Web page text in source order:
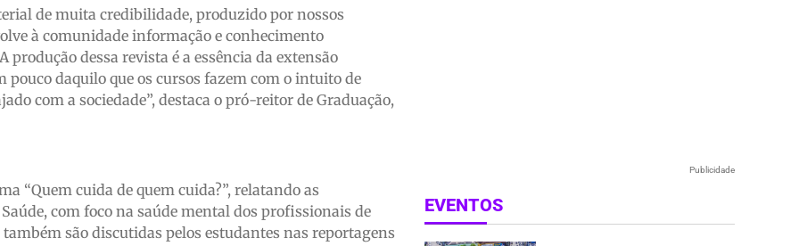
de muita credibilidade, produzido por nossos
à comunidade informação e conhecimento
dessa revista é a essência da extensão
daquilo que os cursos fazem com o intuito de
com a sociedade”, destaca o pró-reitor de Graduação,
“Quem cuida de quem cuida?”, relatando as
com foco na saúde mental dos profissionais de
são discutidas pelos estudantes nas reportagens
Publicidade
EVENTOS